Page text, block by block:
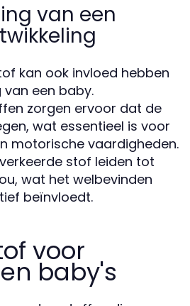
van een
kan ook invloed hebben
een baby.
zorgen ervoor dat de
wat essentieel is voor
motorische vaardigheden.
stof leiden tot
wat het welbevinden
beïnvloedt.
voor
baby's